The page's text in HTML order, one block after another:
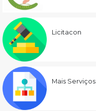
Licitacon
Mais Serviços